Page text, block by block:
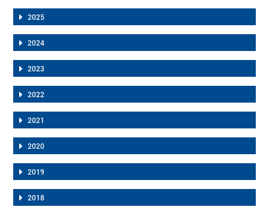
2025
2024
2023
2022
2021
2020
2019
2018